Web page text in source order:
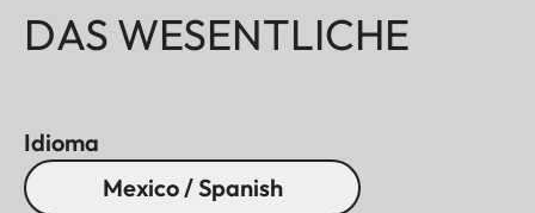
DAS WESENTLICHE
Idioma
Mexico / Spanish